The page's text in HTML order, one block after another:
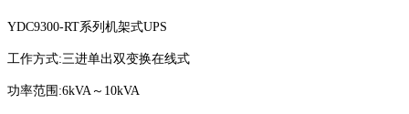
YDC9300-RT系列机架式UPS
工作方式:三进单出双变换在线式
功率范围:6kVA～10kVA